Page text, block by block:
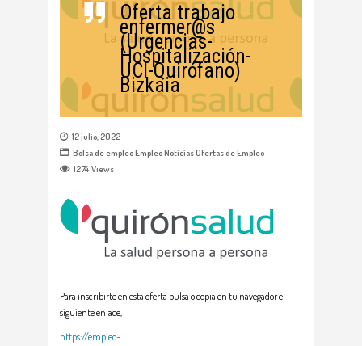
Oferta trabajo
enfermer@s
(Urgencias-
Hospitalización-
UCI-Quirófano)
Bizkaia
12 julio, 2022
Bolsa de empleoEmpleoNoticiasOfertas de Empleo
1274 Views
Para inscribirte en esta oferta pulsa o copia en tu navegador el
siguiente enlace,
https://empleo-